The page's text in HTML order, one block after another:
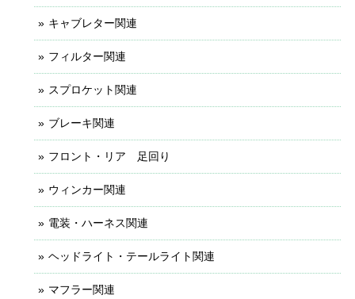
キャブレター関連
フィルター関連
スプロケット関連
ブレーキ関連
フロント・リア 足回り
ウィンカー関連
電装・ハーネス関連
ヘッドライト・テールライト関連
マフラー関連